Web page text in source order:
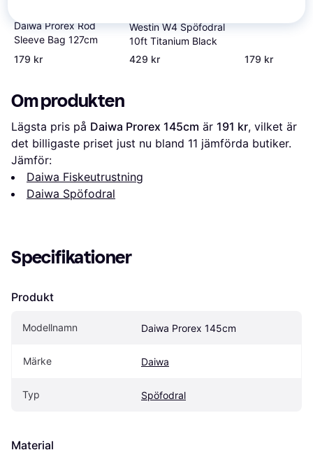
Daiwa Prorex Rod
Sleeve Bag 127cm
179 kr
Westin W4 Spöfodral
10ft Titanium Black
429 kr
179 kr
Om produkten
Lägsta pris på Daiwa Prorex 145cm är 191 kr, vilket är
det billigaste priset just nu bland 11 jämförda butiker.
Jämför:
Daiwa Fiskeutrustning
Daiwa Spöfodral
Specifikationer
Produkt
Modellnamn Daiwa Prorex 145cm
Märke Daiwa
Typ Spöfodral
Material